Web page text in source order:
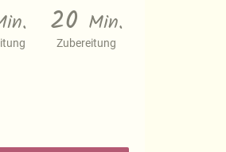
20 Min.
Zubereitung